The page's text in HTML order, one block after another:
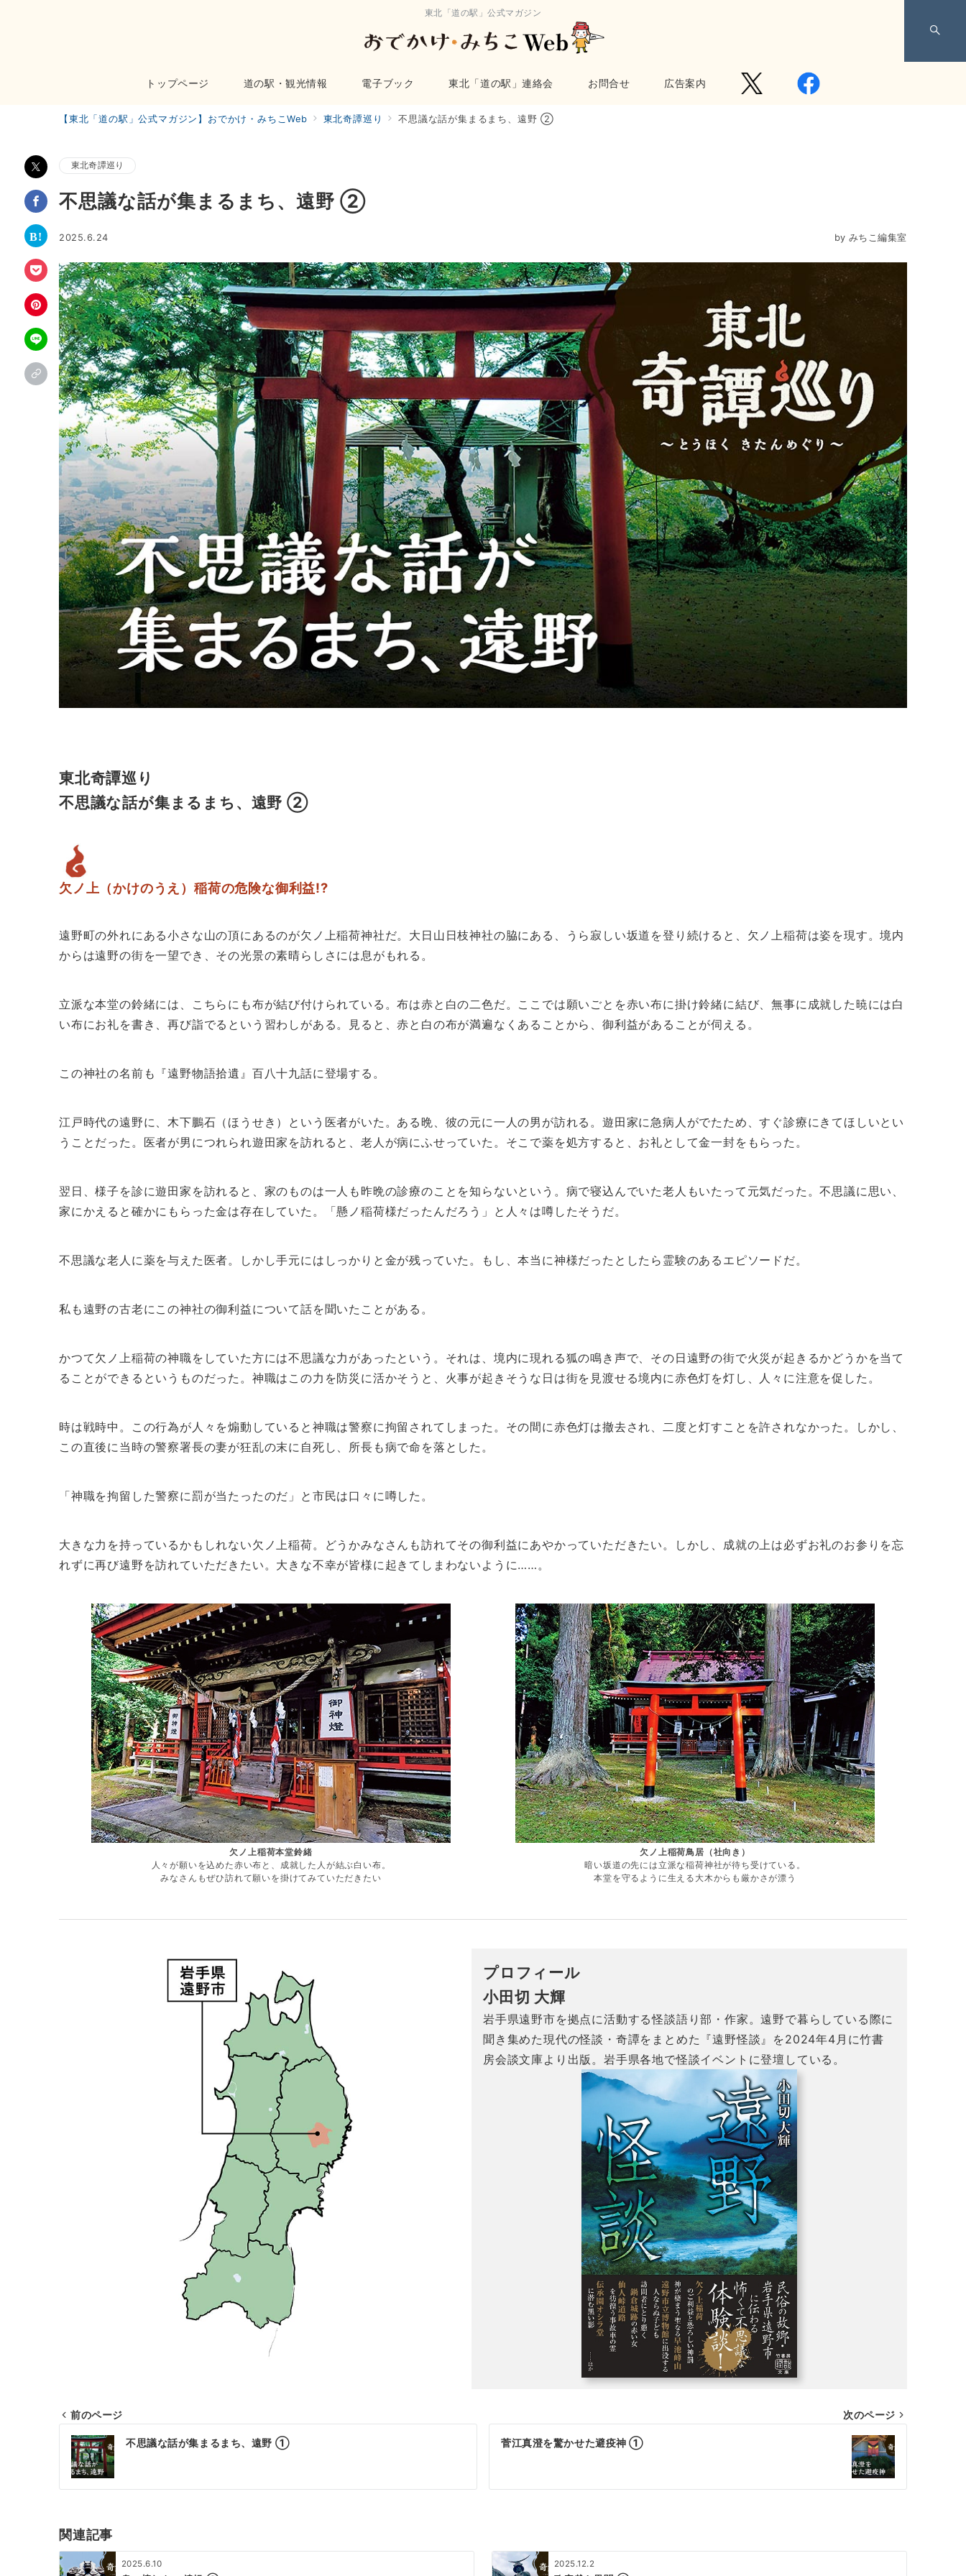
東北「道の駅」公式マガジン
トップページ 道の駅・観光情報 電子ブック 東北「道の駅」連絡会 お問合せ 広告案内
【東北「道の駅」公式マガジン】おでかけ・みちこWeb 東北奇譚巡り 不思議な話が集まるまち、遠野 ②
東北奇譚巡り
不思議な話が集まるまち、遠野 ②
2025.6.24 by みちこ編集室
東北奇譚巡り
不思議な話が集まるまち、遠野 ②
欠ノ上（かけのうえ）稲荷の危険な御利益!?
遠野町の外れにある小さな山の頂にあるのが欠ノ上稲荷神社だ。大日山日枝神社の脇にある、うら寂しい坂道を登り続けると、欠ノ上稲荷は姿を現す。境内
からは遠野の街を一望でき、その光景の素晴らしさには息がもれる。
立派な本堂の鈴緒には、こちらにも布が結び付けられている。布は赤と白の二色だ。ここでは願いごとを赤い布に掛け鈴緒に結び、無事に成就した暁には白
い布にお礼を書き、再び詣でるという習わしがある。見ると、赤と白の布が満遍なくあることから、御利益があることが伺える。
この神社の名前も『遠野物語拾遺』百八十九話に登場する。
江戸時代の遠野に、木下鵬石（ほうせき）という医者がいた。ある晩、彼の元に一人の男が訪れる。遊田家に急病人がでたため、すぐ診療にきてほしいとい
うことだった。医者が男につれられ遊田家を訪れると、老人が病にふせっていた。そこで薬を処方すると、お礼として金一封をもらった。
翌日、様子を診に遊田家を訪れると、家のものは一人も昨晩の診療のことを知らないという。病で寝込んでいた老人もいたって元気だった。不思議に思い、
家にかえると確かにもらった金は存在していた。「懸ノ稲荷様だったんだろう」と人々は噂したそうだ。
不思議な老人に薬を与えた医者。しかし手元にはしっかりと金が残っていた。もし、本当に神様だったとしたら霊験のあるエピソードだ。
私も遠野の古老にこの神社の御利益について話を聞いたことがある。
かつて欠ノ上稲荷の神職をしていた方には不思議な力があったという。それは、境内に現れる狐の鳴き声で、その日遠野の街で火災が起きるかどうかを当て
ることができるというものだった。神職はこの力を防災に活かそうと、火事が起きそうな日は街を見渡せる境内に赤色灯を灯し、人々に注意を促した。
時は戦時中。この行為が人々を煽動していると神職は警察に拘留されてしまった。その間に赤色灯は撤去され、二度と灯すことを許されなかった。しかし、
この直後に当時の警察署長の妻が狂乱の末に自死し、所長も病で命を落とした。
「神職を拘留した警察に罰が当たったのだ」と市民は口々に噂した。
大きな力を持っているかもしれない欠ノ上稲荷。どうかみなさんも訪れてその御利益にあやかっていただきたい。しかし、成就の上は必ずお礼のお参りを忘
れずに再び遠野を訪れていただきたい。大きな不幸が皆様に起きてしまわないように……。
欠ノ上稲荷本堂鈴緒
人々が願いを込めた赤い布と、成就した人が結ぶ白い布。
みなさんもぜひ訪れて願いを掛けてみていただきたい
欠ノ上稲荷鳥居（社向き）
暗い坂道の先には立派な稲荷神社が待ち受けている。
本堂を守るように生える大木からも厳かさが漂う
プロフィール
小田切 大輝
岩手県遠野市を拠点に活動する怪談語り部・作家。遠野で暮らしている際に
聞き集めた現代の怪談・奇譚をまとめた『遠野怪談』を2024年4月に竹書
房会談文庫より出版。岩手県各地で怪談イベントに登壇している。
投
稿
ナ
ゲ
ー
前のページ
不思議な話が集まるまち、遠野 ①
次のページ
菅江真澄を驚かせた避疫神 ①
関連記事
2025.6.10 2025.12.2